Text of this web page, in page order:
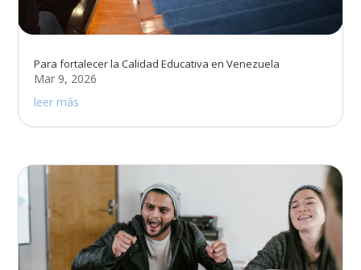
Para fortalecer la Calidad Educativa en Venezuela
Mar 9, 2026
leer más